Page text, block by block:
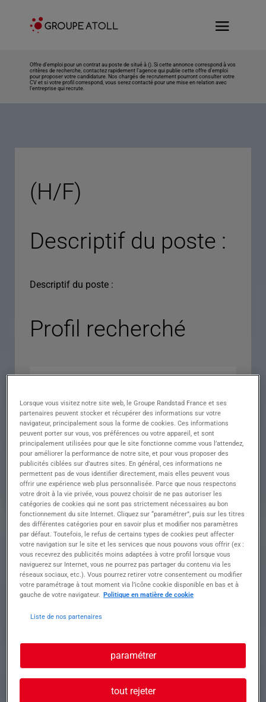
Offre d’emploi pour un contrat au poste de situé à (). Si cette annonce correspond à vos
critères de recherche, contactez rapidement l’agence qui publie cette offre d’emploi
pour proposer votre candidature. Nos chargés de recrutement pourront consulter votre
CV et si votre profil correspond, vous serez contacté pour une mise en relation avec
l’entreprise qui recrute.
(H/F)
Descriptif du poste :
Descriptif du poste :
Profil recherché
Expérience
Salaire
Contrat
Ville
()
Référence Annonce n°
Contact
Tél.
Postuler à cette offre
Lorsque vous visitez notre site web, le Groupe Randstad France et ses
partenaires peuvent stocker et récupérer des informations sur votre
navigateur, principalement sous la forme de cookies. Ces informations
peuvent porter sur vous, vos préférences ou votre appareil, et sont
principalement utilisées pour que le site fonctionne comme vous l’attendez,
pour améliorer la performance de notre site, et pour vous proposer des
publicités ciblées sur d’autres sites. En général, ces informations ne
permettent pas de vous identifier directement, mais elles peuvent vous
offrir une expérience web plus personnalisée. Parce que nous respectons
votre droit à la vie privée, vous pouvez choisir de ne pas autoriser les
catégories de cookies qui ne sont pas strictement nécessaires au bon
fonctionnement du site Internet. Cliquez sur “paramétrer”, puis sur les titres
des différentes catégories pour en savoir plus et modifier nos paramètres
par défaut. Toutefois, le refus de certains types de cookies peut affecter
votre navigation sur le site et les services que nous pouvons vous offrir (ex :
vous recevrez des publicités moins adaptées à votre profil lorsque vous
naviguerez sur Internet, vous ne pourrez pas partager du contenu via les
réseaux sociaux, etc.). Vous pourrez retirer votre consentement ou modifier
votre paramétrage à tout moment via l’icône cookie disponible en bas et à
gauche de votre navigateur. Politique en matière de cookie
Liste de nos partenaires
paramétrer
tout rejeter